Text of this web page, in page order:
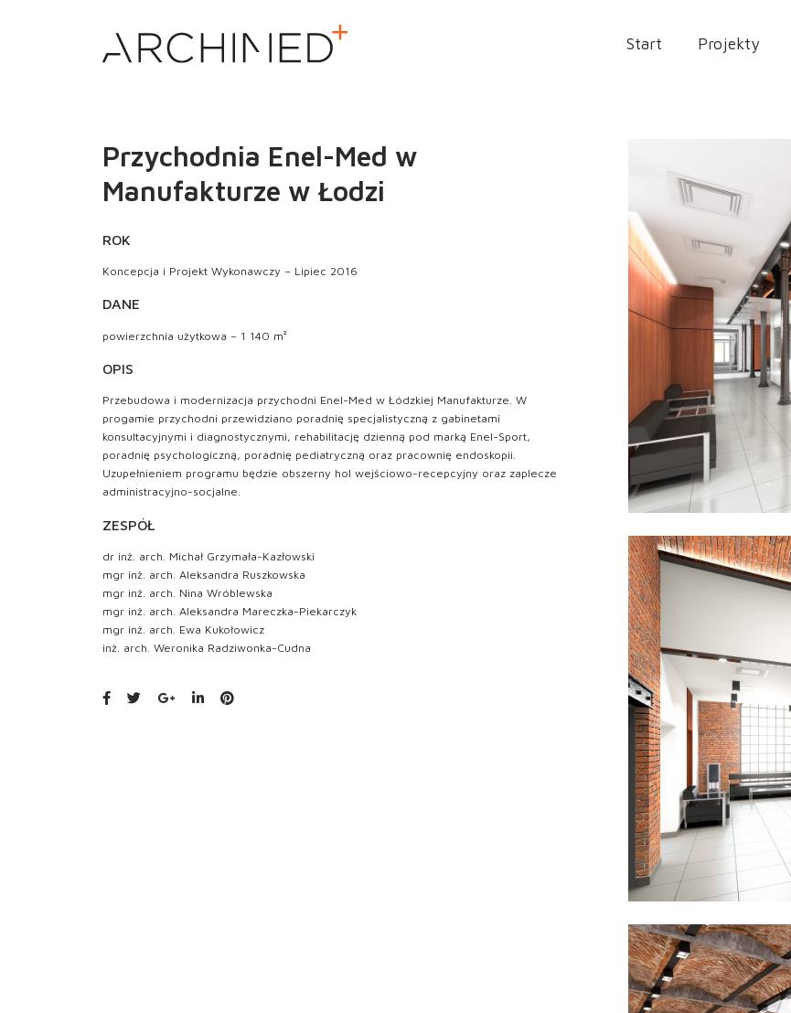
Start Projekty
Przychodnia Enel-Med w
Manufakturze w Łodzi
ROK
Koncepcja i Projekt Wykonawczy – Lipiec 2016
DANE
powierzchnia użytkowa – 1 140 m²
OPIS
Przebudowa i modernizacja przychodni Enel-Med w Łódzkiej Manufakturze. W
progamie przychodni przewidziano poradnię specjalistyczną z gabinetami
konsultacyjnymi i diagnostycznymi, rehabilitację dzienną pod marką Enel-Sport,
poradnię psychologiczną, poradnię pediatryczną oraz pracownię endoskopii.
Uzupełnieniem programu będzie obszerny hol wejściowo-recepcyjny oraz zaplecze
administracyjno-socjalne.
ZESPÓŁ
dr inż. arch. Michał Grzymała-Kazłowski
mgr inż. arch. Aleksandra Ruszkowska
mgr inż. arch. Nina Wróblewska
mgr inż. arch. Aleksandra Mareczka-Piekarczyk
mgr inż. arch. Ewa Kukołowicz
inż. arch. Weronika Radziwonka-Cudna